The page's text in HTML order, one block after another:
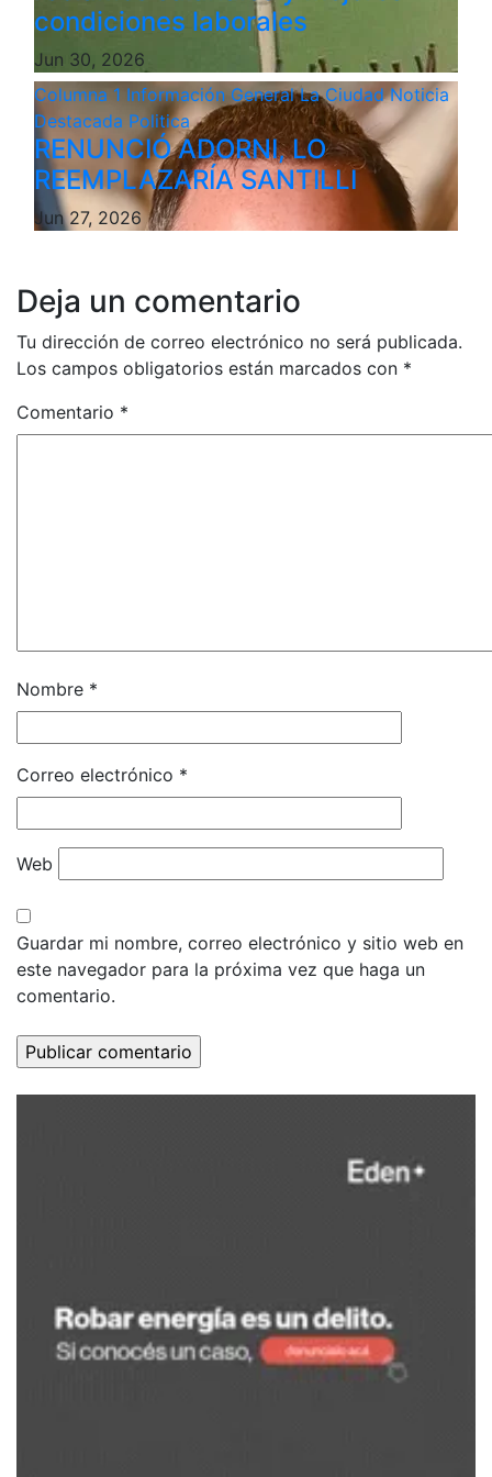
condiciones laborales
Jun 30, 2026
Columna 1 Información GeneralLa CiudadNoticia
Destacada Politica
RENUNCIÓ ADORNI, LO
REEMPLAZARÍA SANTILLI
Jun 27, 2026
Deja un comentario
Tu dirección de correo electrónico no será publicada.
Los campos obligatorios están marcados con *
Comentario *
Nombre *
Correo electrónico *
Web
Guardar mi nombre, correo electrónico y sitio web en
este navegador para la próxima vez que haga un
comentario.